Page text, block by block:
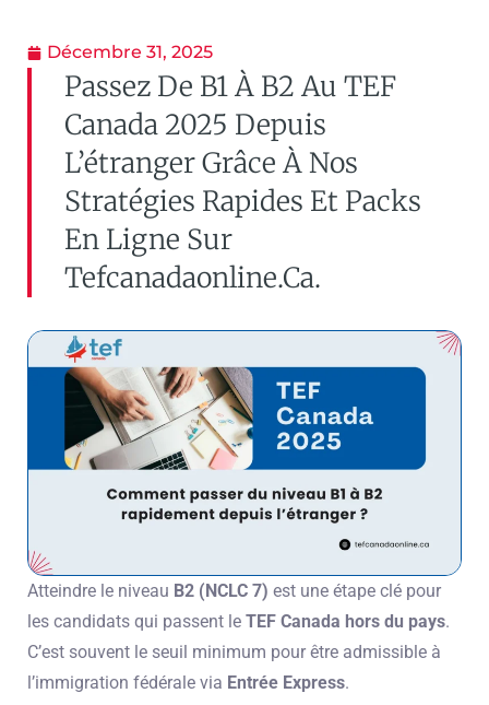
Décembre 31, 2025
Passez De B1 À B2 Au TEF
Canada 2025 Depuis
L’étranger Grâce À Nos
Stratégies Rapides Et Packs
En Ligne Sur
Tefcanadaonline.ca.
Atteindre le niveau B2 (NCLC 7) est une étape clé pour
les candidats qui passent le TEF Canada hors du pays.
C’est souvent le seuil minimum pour être admissible à
l’immigration fédérale via Entrée Express.